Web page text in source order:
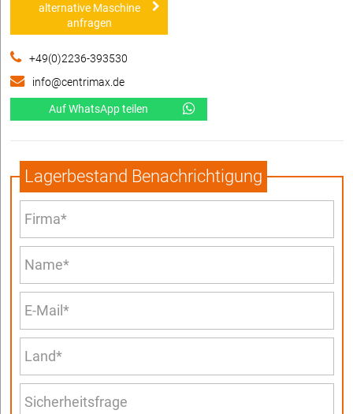
alternative Maschine
anfragen
+49(0)2236-393530
info@centrimax.de
Auf WhatsApp teilen
Lagerbestand Benachrichtigung